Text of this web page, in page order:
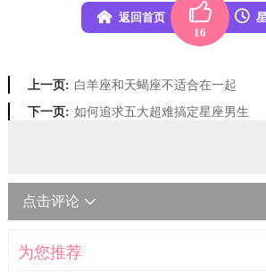
返回首页
16
上一页: 白羊座和天蝎座不适合在一起
下一页: 如何追求五大超难搞定星座男生
点击评论
为您推荐